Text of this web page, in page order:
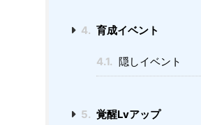
4. 育成イベント
4.1. 隠しイベント
5. 覚醒Lvアップ